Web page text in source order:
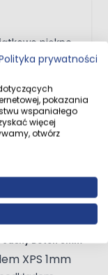
piękne
usłojeniem w
a także,
tonie zimnych
dzięki
do mody,
betonowe, na
XPS 1mm
betonu,
Jasny Beton 6mm
prywatności
pokazania
wspaniałego
więcej
otwórz